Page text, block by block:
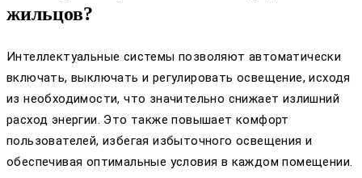
жильцов?
Интеллектуальные системы позволяют автоматически
включать, выключать и регулировать освещение, исходя
из необходимости, что значительно снижает излишний
расход энергии. Это также повышает комфорт
пользователей, избегая избыточного освещения и
обеспечивая оптимальные условия в каждом помещении.